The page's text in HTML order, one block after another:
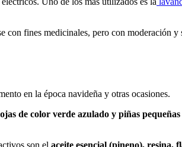
con fines medicinales, pero con moderación
en la época navideña y otras ocasiones.
de color verde azulado y piñas pequeñas
son el aceite esencial (pineno), resina,